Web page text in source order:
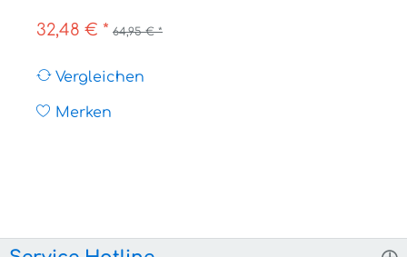
32,48 € * 64,95 € *
Vergleichen
Merken